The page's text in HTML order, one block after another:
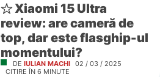
Xiaomi 15 Ultra
review: are cameră de
top, dar este flasghip-ul
momentului?
DE IULIAN MACHI 02 / 03 / 2025
CITIRE ÎN 6 MINUTE